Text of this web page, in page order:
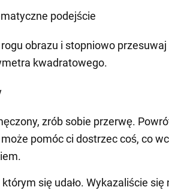
podejście
obrazu i stopniowo
kwadratowego.
zrób sobie przerwę.
pomóc ci dostrzec coś, co
się udało. Wykazaliście